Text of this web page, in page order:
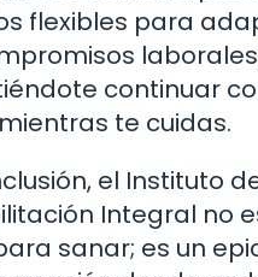
flexibles para
continuar
te cuidas.
el Instituto
Integral no
sanar; es un